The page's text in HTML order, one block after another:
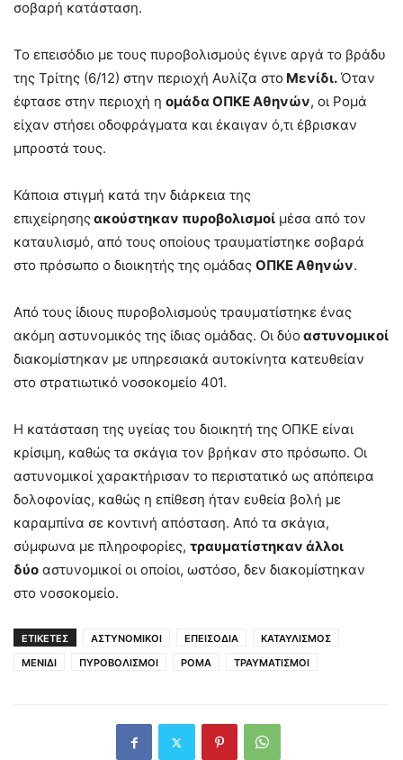
σοβαρή κατάσταση.
Το επεισόδιο με τους πυροβολισμούς έγινε αργά το βράδυ
της Τρίτης (6/12) στην περιοχή Αυλίζα στο Μενίδι. Όταν
έφτασε στην περιοχή η ομάδα ΟΠΚΕ Αθηνών, οι Ρομά
είχαν στήσει οδοφράγματα και έκαιγαν ό,τι έβρισκαν
μπροστά τους.
Κάποια στιγμή κατά την διάρκεια της
επιχείρησηςακούστηκαν πυροβολισμοί μέσα από τον
καταυλισμό, από τους οποίους τραυματίστηκε σοβαρά
στο πρόσωπο ο διοικητής της ομάδας ΟΠΚΕ Αθηνών.
Aπό τους ίδιους πυροβολισμούς τραυματίστηκε ένας
ακόμη αστυνομικός της ίδιας ομάδας. Οι δύο αστυνομικοί
διακομίστηκαν με υπηρεσιακά αυτοκίνητα κατευθείαν
στο στρατιωτικό νοσοκομείο 401.
Η κατάσταση της υγείας του διοικητή της ΟΠΚΕ είναι
κρίσιμη, καθώς τα σκάγια τον βρήκαν στο πρόσωπο. Οι
αστυνομικοί χαρακτήρισαν το περιστατικό ως απόπειρα
δολοφονίας, καθώς η επίθεση ήταν ευθεία βολή με
καραμπίνα σε κοντινή απόσταση. Από τα σκάγια,
σύμφωνα με πληροφορίες, τραυματίστηκαν άλλοι
δύο αστυνομικοί οι οποίοι, ωστόσο, δεν διακομίστηκαν
στο νοσοκομείο.
ΕΤΙΚΕΤΕΣ ΑΣΤΥΝΟΜΙΚΟΙ ΕΠΕΙΣΟΔΙΑ
ΚΑΤΑΥΛΙΣΜΟΣ
ΜΕΝΙΔΙ
ΠΥΡΟΒΟΛΙΣΜΟΙ ΡΟΜΑ ΤΡΑΥΜΑΤΙΣΜΟΙ